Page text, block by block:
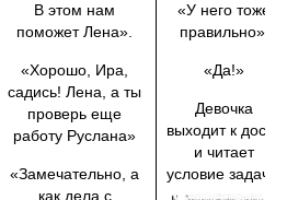
В этом нам
поможет Лена».
«Хорошо, Ира,
садись! Лена, а ты
проверь еще
работу Руслана»
«Замечательно, а
как дела с
«У него тоже
правильно».
«Да!»
Девочка
выходит к доске
и читает
условие задачи: